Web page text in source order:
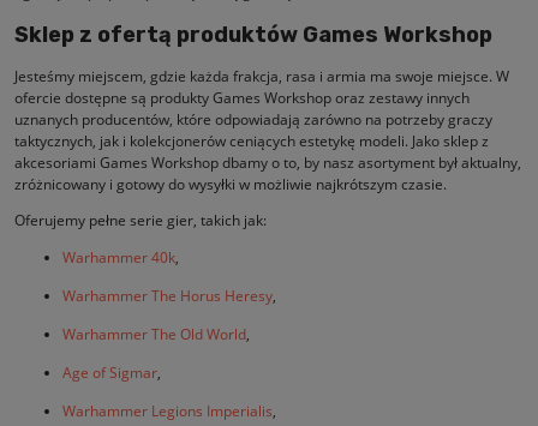
Sklep z ofertą produktów Games Workshop
Jesteśmy miejscem, gdzie każda frakcja, rasa i armia ma swoje miejsce. W
ofercie dostępne są produkty Games Workshop oraz zestawy innych
uznanych producentów, które odpowiadają zarówno na potrzeby graczy
taktycznych, jak i kolekcjonerów ceniących estetykę modeli. Jako sklep z
akcesoriami Games Workshop dbamy o to, by nasz asortyment był aktualny,
zróżnicowany i gotowy do wysyłki w możliwie najkrótszym czasie.
Oferujemy pełne serie gier, takich jak:
Warhammer 40k,
Warhammer The Horus Heresy,
Warhammer The Old World,
Age of Sigmar,
Warhammer Legions Imperialis,